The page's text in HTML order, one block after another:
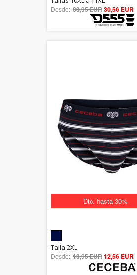
out of 5
Desde: 33,95 EUR30,56 EUR
Dto. hasta 30%
out of 5
Talla 2XL
Desde: 13,95 EUR12,56 EUR